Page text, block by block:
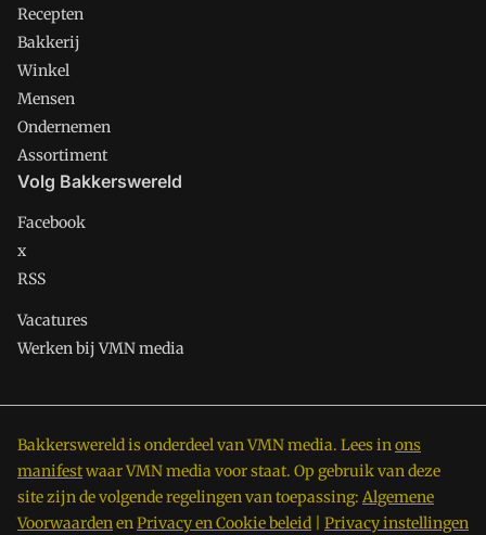
Recepten
Bakkerij
Winkel
Mensen
Ondernemen
Assortiment
Volg Bakkerswereld
Facebook
x
RSS
Vacatures
Werken bij VMN media
Bakkerswereld is onderdeel van VMN media. Lees inons
manifestwaar VMN media voor staat. Op gebruik van deze
site zijn de volgende regelingen van toepassing: Algemene
VoorwaardenenPrivacy en Cookie beleid Privacy instellingen